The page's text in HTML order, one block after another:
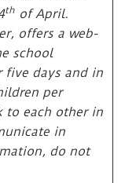
thof April.
offers a web-
school
five days and in
per
to each other in
in
do not